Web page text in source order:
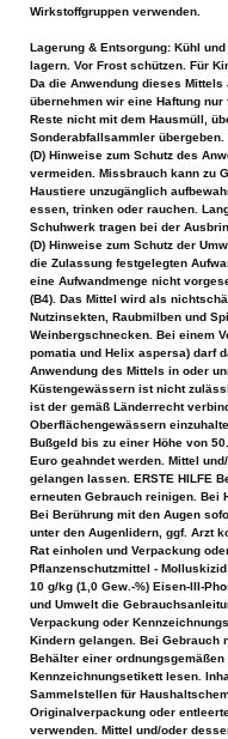
Wirkstoffgruppen verwenden.
Lagerung & Entsorgung: Kühl
lagern. Vor Frost schützen. Für
Da die Anwendung dieses
übernehmen wir eine Haftung
Reste nicht mit dem Hausmüll,
Sonderabfallsammler
(D) Hinweise zum Schutz des
vermeiden. Missbrauch kann zu
Haustiere unzugänglich
essen, trinken oder rauchen.
Schuhwerk tragen bei der
(D) Hinweise zum Schutz der
die Zulassung festgelegten
eine Aufwandmenge nicht
(B4). Das Mittel wird als
Nutzinsekten, Raubmilben und
Weinbergschnecken. Bei einem
pomatia und Helix aspersa) darf
Anwendung des Mittels in oder
Küstengewässern ist nicht
ist der gemäß Länderrecht
Oberflächengewässern
Bußgeld bis zu einer Höhe von
Euro geahndet werden. Mittel
gelangen lassen. ERSTE HILFE
erneuten Gebrauch reinigen. Bei
Bei Berührung mit den Augen
unter den Augenlidern, ggf. Arzt
Rat einholen und Verpackung
Pflanzenschutzmittel -
10 g/kg (1,0 Gew.-%) Eisen-III-
und Umwelt die
Verpackung oder
Kindern gelangen. Bei Gebrauch
Behälter einer
Kennzeichnungsetikett lesen.
Sammelstellen für
Originalverpackung oder
verwenden. Mittel und/oder